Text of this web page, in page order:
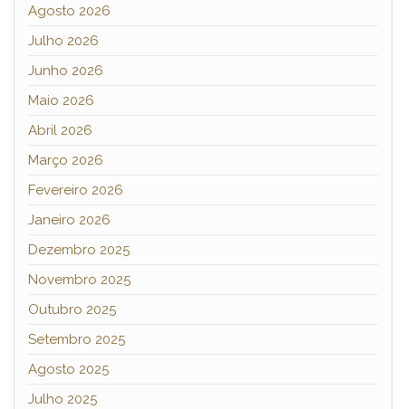
Agosto 2026
Julho 2026
Junho 2026
Maio 2026
Abril 2026
Março 2026
Fevereiro 2026
Janeiro 2026
Dezembro 2025
Novembro 2025
Outubro 2025
Setembro 2025
Agosto 2025
Julho 2025